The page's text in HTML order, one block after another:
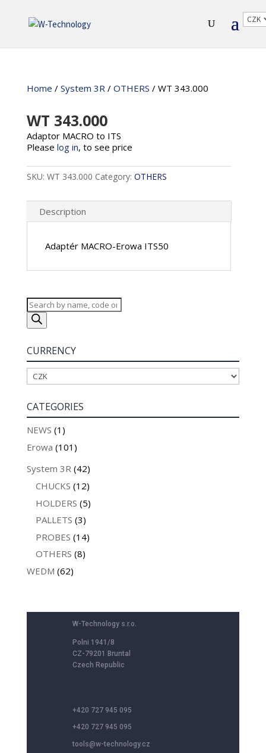
Home / System 3R/ OTHERS / WT 343.000
WT 343.000
Please log in, to see price
Adaptor MACRO to ITS
SKU: WT 343.000 Category: OTHERS
Description
Adaptér MACRO-Erowa ITS50
Products
search
CURRENCY
CATEGORIES
NEWS (1)
Erowa (101)
System 3R (42)
CHUCKS (12)
HOLDERS (5)
PALLETS (3)
PROBES (14)
OTHERS (8)
WEDM (62)
W-Technology s.r.o.
Polni 1941/8
CZ-79201 Bruntal
Czech Republic
+420 727 945 095
+420 727 945 095
tools@w-technology.cz